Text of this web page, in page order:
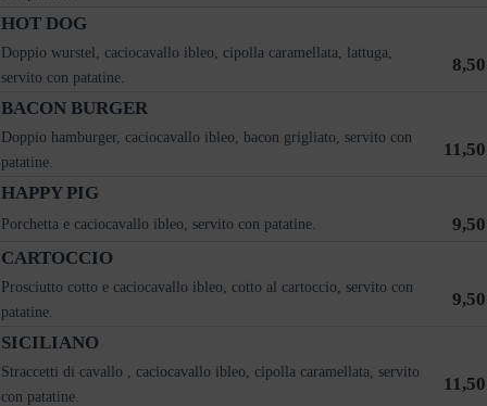
HOT DOG
Doppio wurstel, caciocavallo ibleo, cipolla caramellata, lattuga,
servito con patatine.
8,50
BACON BURGER
Doppio hamburger, caciocavallo ibleo, bacon grigliato, servito con
patatine.
11,50
HAPPY PIG
Porchetta e caciocavallo ibleo, servito con patatine.
9,50
CARTOCCIO
Prosciutto cotto e caciocavallo ibleo, cotto al cartoccio, servito con
patatine.
9,50
SICILIANO
Straccetti di cavallo , caciocavallo ibleo, cipolla caramellata, servito
con patatine.
11,50